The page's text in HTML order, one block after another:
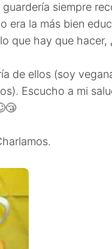
siempre
era la más bien
que hay que hacer,
de ellos (soy
Escucho a mi